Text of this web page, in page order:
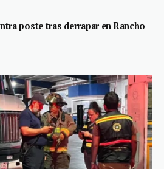
poste tras derrapar en Rancho